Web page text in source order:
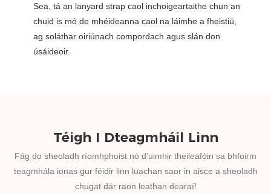
Sea, tá an lanyard strap caol inchoigeartaithe chun an
chuid is mó de mhéideanna caol na láimhe a fheistiú,
ag soláthar oiriúnach compordach agus slán don
úsáideoir.
Téigh I Dteagmháil Linn
Fág do sheoladh ríomhphoist nó d’uimhir theileafóin sa bhfoirm
teagmhála ionas gur féidir linn luachan saor in aisce a sheoladh
chugat dár raon leathan dearaí!